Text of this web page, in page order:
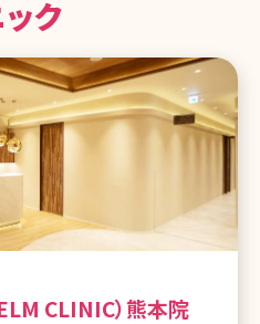
ク
CLINIC）熊本院